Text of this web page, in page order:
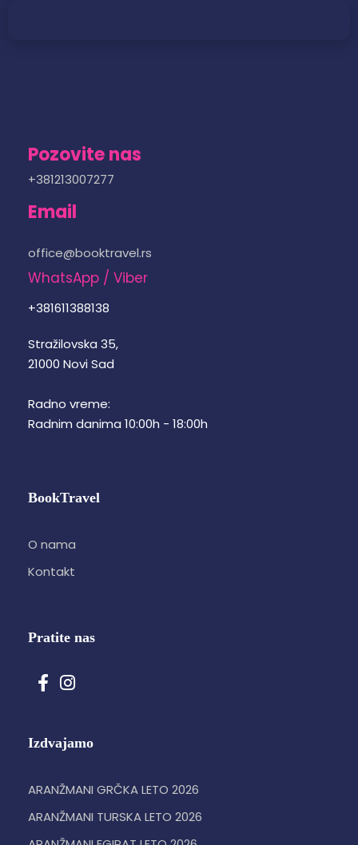
Pozovite nas
+381213007277
Email
office@booktravel.rs
WhatsApp / Viber
+381611388138
Stražilovska 35,
21000 Novi Sad
Radno vreme:
Radnim danima 10:00h - 18:00h
BookTravel
O nama
Kontakt
Pratite nas
Izdvajamo
ARANŽMANI GRČKA LETO 2026
ARANŽMANI TURSKA LETO 2026